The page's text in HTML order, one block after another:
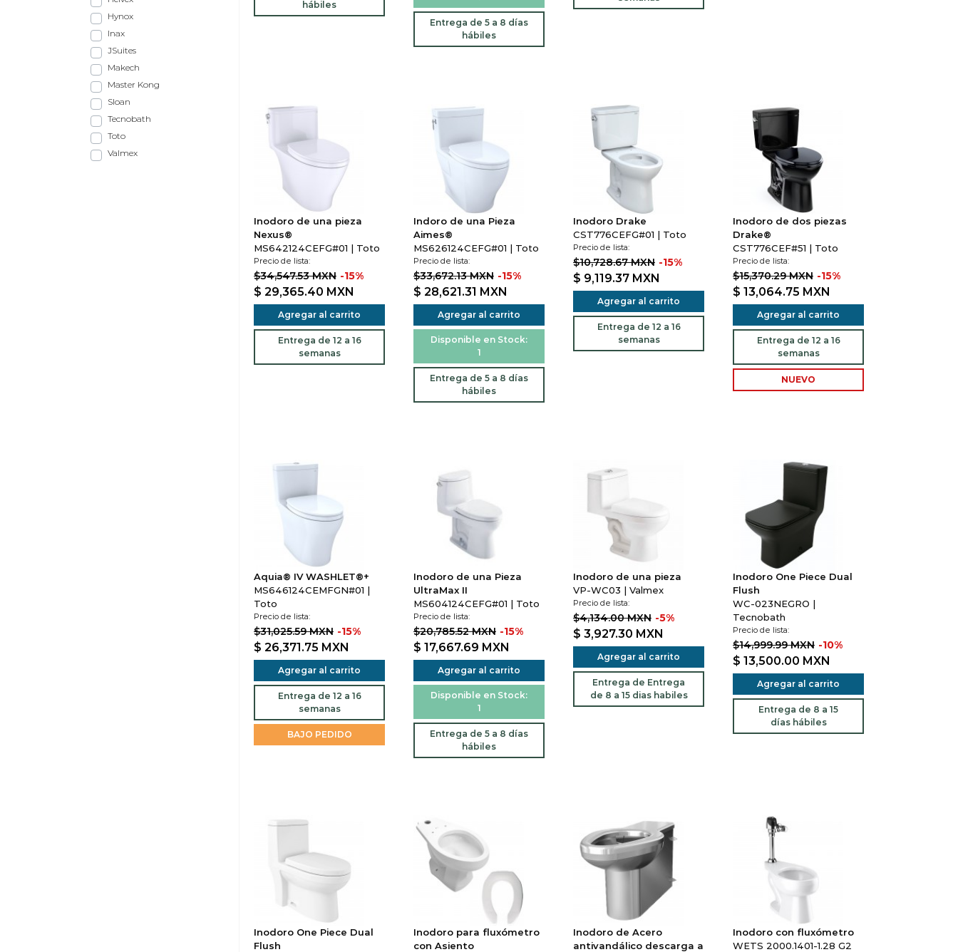
Hynox
Inax
JSuites
Makech
Master Kong
Sloan
Tecnobath
Toto
Valmex
hábiles
Entrega de 5 a 8 días
hábiles
Inodoro de una pieza
Nexus®
MS642124CEFG#01 | Toto
Precio de lista:
$34,547.53 MXN -15%
$ 29,365.40 MXN
Agregar al carrito
Entrega de 12 a 16
semanas
Indoro de una Pieza
Aimes®
MS626124CEFG#01 | Toto
Precio de lista:
$33,672.13 MXN -15%
$ 28,621.31 MXN
Agregar al carrito
Disponible en Stock:
1
Entrega de 5 a 8 días
hábiles
Inodoro Drake
CST776CEFG#01 | Toto
Precio de lista:
$10,728.67 MXN -15%
$ 9,119.37 MXN
Agregar al carrito
Entrega de 12 a 16
semanas
Inodoro de dos piezas
Drake®
CST776CEF#51 | Toto
Precio de lista:
$15,370.29 MXN -15%
$ 13,064.75 MXN
Agregar al carrito
Entrega de 12 a 16
semanas
NUEVO
Aquia® IV WASHLET®+
MS646124CEMFGN#01 |
Toto
Precio de lista:
$31,025.59 MXN -15%
$ 26,371.75 MXN
Agregar al carrito
Entrega de 12 a 16
semanas
BAJO PEDIDO
Inodoro de una Pieza
UltraMax II
MS604124CEFG#01 | Toto
Precio de lista:
$20,785.52 MXN -15%
$ 17,667.69 MXN
Agregar al carrito
Disponible en Stock:
1
Entrega de 5 a 8 días
hábiles
Inodoro de una pieza
VP-WC03 | Valmex
Precio de lista:
$4,134.00 MXN -5%
$ 3,927.30 MXN
Agregar al carrito
Entrega de Entrega
de 8 a 15 dias habiles
Inodoro One Piece Dual
Flush
WC-023NEGRO |
Tecnobath
Precio de lista:
$14,999.99 MXN -10%
$ 13,500.00 MXN
Agregar al carrito
Entrega de 8 a 15
días hábiles
Inodoro One Piece Dual
Flush
Inodoro para fluxómetro
con Asiento
Inodoro de Acero
antivandálico descarga a
Inodoro con fluxómetro
WETS 2000.1401-1.28 G2